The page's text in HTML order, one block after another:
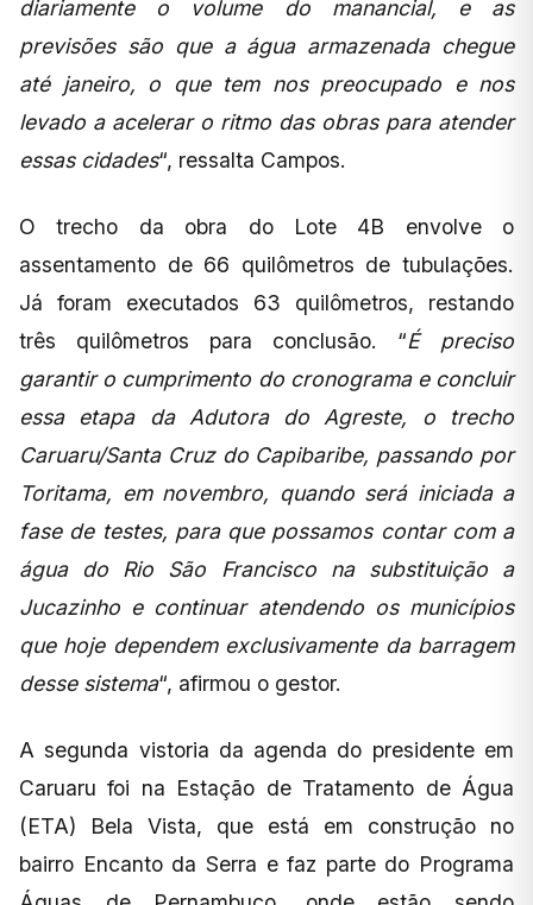
diariamente o volume do manancial, e as
previsões são que a água armazenada chegue
até janeiro, o que tem nos preocupado e nos
levado a acelerar o ritmo das obras para atender
essas cidades“, ressalta Campos.
O trecho da obra do Lote 4B envolve o
assentamento de 66 quilômetros de tubulações.
Já foram executados 63 quilômetros, restando
três quilômetros para conclusão. “É preciso
garantir o cumprimento do cronograma e concluir
essa etapa da Adutora do Agreste, o trecho
Caruaru/Santa Cruz do Capibaribe, passando por
Toritama, em novembro, quando será iniciada a
fase de testes, para que possamos contar com a
água do Rio São Francisco na substituição a
Jucazinho e continuar atendendo os municípios
que hoje dependem exclusivamente da barragem
desse sistema“, afirmou o gestor.
A segunda vistoria da agenda do presidente em
Caruaru foi na Estação de Tratamento de Água
(ETA) Bela Vista, que está em construção no
bairro Encanto da Serra e faz parte do Programa